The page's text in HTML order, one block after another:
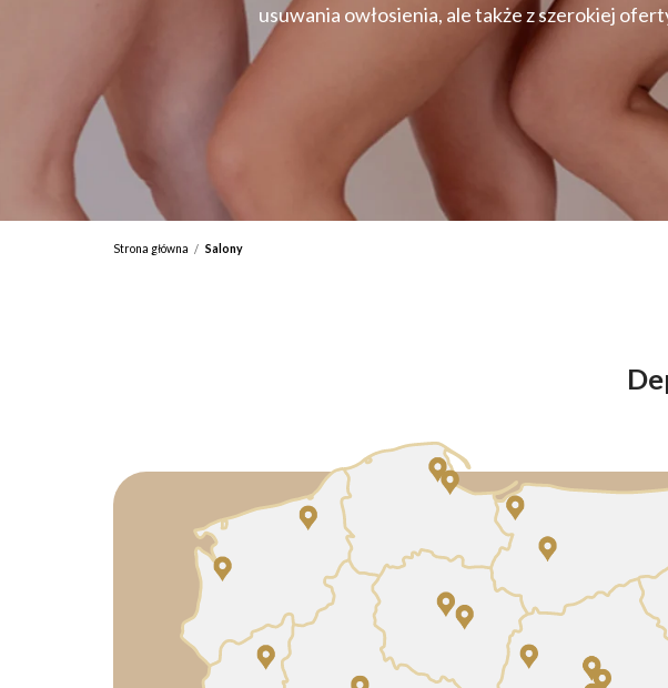
JAK DZIAŁA
TECHNOLOGIA
Który laser do depilacji
Elektrostymulacja
zabiegu
Endermologia –
Laser aleksandrytowy
usuwania owłosienia, ale także z szerokiej
Strona główna / Salony